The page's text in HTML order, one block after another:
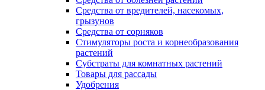
Средства от вредителей, насекомых,
грызунов
Средства от сорняков
Стимуляторы роста и корнеобразования
растений
Субстраты для комнатных растений
Товары для рассады
Удобрения